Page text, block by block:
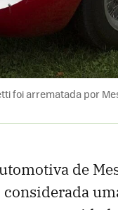
foi arrematada por
de